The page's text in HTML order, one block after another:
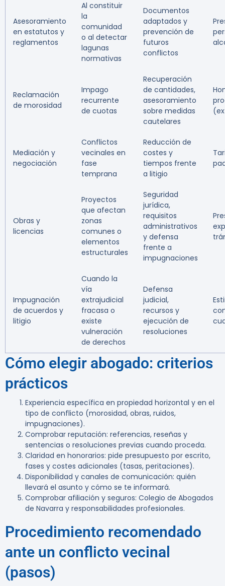
Asesoramiento
en estatutos y
reglamentos
Al constituir
la
comunidad
o al detectar
lagunas
normativas
Documentos
adaptados y
prevención de
futuros
conflictos
Reclamación
de morosidad
Impago
recurrente
de cuotas
Recuperación
de cantidades,
asesoramiento
sobre medidas
cautelares
Mediación y
negociación
Conflictos
vecinales en
fase
temprana
Reducción de
costes y
tiempos frente
a litigio
Obras y
licencias
Proyectos
que afectan
zonas
comunes o
elementos
estructurales
Seguridad
jurídica,
requisitos
administrativos
y defensa
frente a
impugnaciones
Impugnación
de acuerdos y
litigio
Cuando la
vía
extrajudicial
fracasa o
existe
vulneración
de derechos
Defensa
judicial,
recursos y
ejecución de
resoluciones
Cómo elegir abogado: criterios
prácticos
Experiencia específica en propiedad horizontal y en el
tipo de conflicto (morosidad, obras, ruidos,
impugnaciones).
Comprobar reputación: referencias, reseñas y
sentencias o resoluciones previas cuando proceda.
Claridad en honorarios: pide presupuesto por escrito,
fases y costes adicionales (tasas, peritaciones).
Disponibilidad y canales de comunicación: quién
llevará el asunto y cómo se te informará.
Comprobar afiliación y seguros: Colegio de Abogados
de Navarra y responsabilidades profesionales.
Procedimiento recomendado
ante un conflicto vecinal
(pasos)